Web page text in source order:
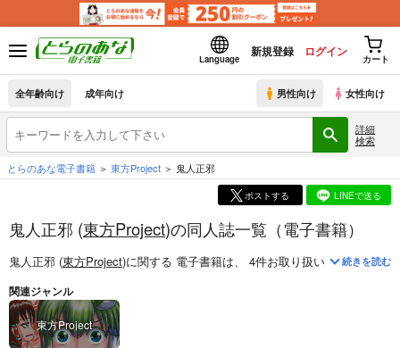
Language
新規登録 ログイン
カート
全年齢向け 成年向け 男性向け 女性向け
詳細
検索
とらのあな電子書籍
東方Project 鬼人正邪
ポストする LINEで送る
鬼人正邪 (東方Project)の同人誌一覧（電子書籍）
鬼人正邪 (東方Project)に関する 電子書籍は、 4件お取り扱いがございま
続きを読む
関連ジャンル
東方Project